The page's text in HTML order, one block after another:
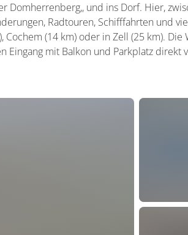
Domherrenberg,, und ins Dorf. Hier,
Radtouren, Schifffahrten und
(14 km) oder in Zell (25 km). Die
Eingang mit Balkon und Parkplatz direkt